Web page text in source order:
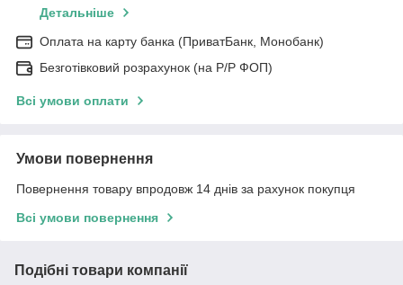
Детальніше
Оплата на карту банка (ПриватБанк, Монобанк)
Безготівковий розрахунок (на Р/Р ФОП)
Всі умови оплати
Умови повернення
Повернення товару впродовж 14 днів за рахунок покупця
Всі умови повернення
Подібні товари компанії